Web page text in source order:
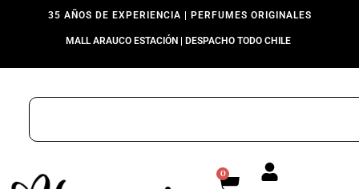
35 AÑOS DE EXPERIENCIA | PERFUMES ORIGINALES
MALL ARAUCO ESTACIÓN | DESPACHO TODO CHILE
0